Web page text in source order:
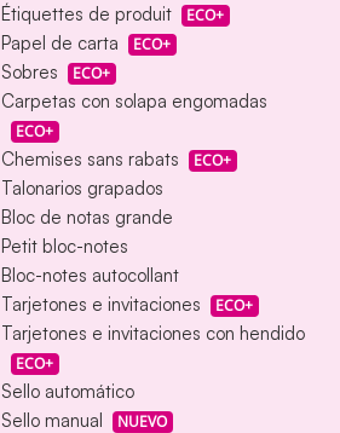
Étiquettes de produit
ECO+
Papel de carta ECO+
Sobres ECO+
Carpetas con solapa engomadas
ECO+
Chemises sans rabats ECO+
Talonarios grapados
Bloc de notas grande
Petit bloc-notes
Bloc-notes autocollant
Tarjetones e invitaciones
ECO+
Tarjetones e invitaciones con hendido
ECO+
Sello automático
Sello manual
NUEVO